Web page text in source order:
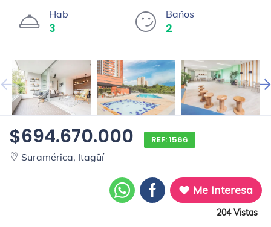
Hab
3
Baños
2
$694.670.000 REF: 1566
Suramérica, Itagüí
Me Interesa
204 Vistas